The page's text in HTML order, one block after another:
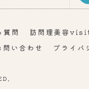
質問 訪問理美容
問い合わせ プライバ